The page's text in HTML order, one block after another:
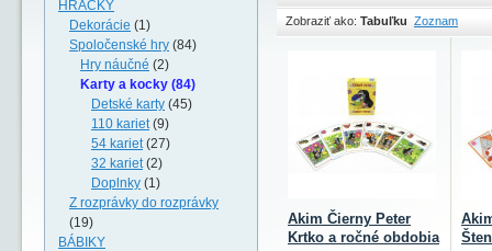
Zobraziť ako: Tabuľku Zoznam
Akim Čierny Peter
Krtko a ročné obdobia
HRAČKY
Dekorácie (1)
Spoločenské hry (84)
Hry náučné (2)
Karty a kocky (84)
Detské karty (45)
110 kariet(9)
54 kariet(27)
32 kariet(2)
Doplnky (1)
Z rozprávky do rozprávky
(19)
BÁBIKY